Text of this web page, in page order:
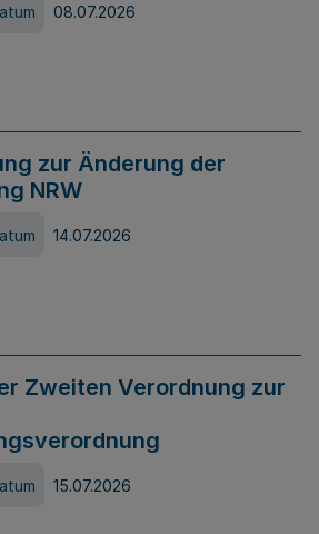
08.07.2026
zur Änderung der
NRW
14.07.2026
Zweiten Verordnung zur
15.07.2026